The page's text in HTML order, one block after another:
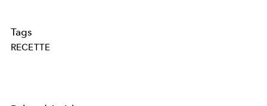
Tags
RECETTE